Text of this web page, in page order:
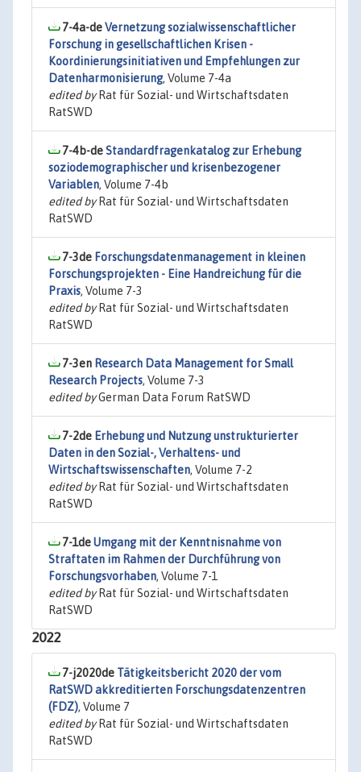
7-4a-deVernetzung sozialwissenschaftlicher
Forschung in gesellschaftlichen Krisen -
Koordinierungsinitiativen und Empfehlungen zur
Datenharmonisierung, Volume 7-4a
edited byRat für Sozial- und Wirtschaftsdaten
RatSWD
7-4b-deStandardfragenkatalog zur Erhebung
soziodemographischer und krisenbezogener
Variablen, Volume 7-4b
edited byRat für Sozial- und Wirtschaftsdaten
RatSWD
7-3de Forschungsdatenmanagement in kleinen
Forschungsprojekten - Eine Handreichung für die
Praxis, Volume 7-3
edited byRat für Sozial- und Wirtschaftsdaten
RatSWD
7-3en Research Data Management for Small
Research Projects, Volume 7-3
edited byGerman Data Forum RatSWD
7-2de Erhebung und Nutzung unstrukturierter
Daten in den Sozial-, Verhaltens- und
Wirtschaftswissenschaften, Volume 7-2
edited byRat für Sozial- und Wirtschaftsdaten
RatSWD
7-1deUmgang mit der Kenntnisnahme von
Straftaten im Rahmen der Durchführung von
Forschungsvorhaben, Volume 7-1
edited byRat für Sozial- und Wirtschaftsdaten
RatSWD
2022
7-j2020de Tätigkeitsbericht 2020 der vom
RatSWD akkreditierten Forschungsdatenzentren
(FDZ), Volume 7
edited byRat für Sozial- und Wirtschaftsdaten
RatSWD